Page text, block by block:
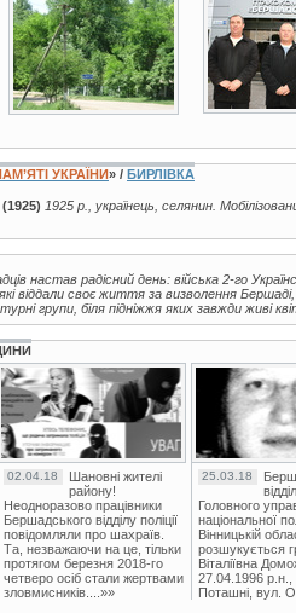
УКРАЇНИ» / БИРЛІВКА
1925 р., українець, селянин.
настав радісний день: війська 2-го
віддали своє життя за визволення
групи, біля підніжжя яких завжди живі
02.04.18
Шановні жителі
району!
Неодноразово працівники
Бершадського відділу поліції
повідомляли про шахраїв.
Та, незважаючи на це, тільки
протягом березня 2018-го
четверо осіб стали жертвами
зловмисників....»»
25.03.18
Головного
національної
Вінницькій
розшукується
Віталіївна
27.04.1996 р.н.,
Поташні, вул.